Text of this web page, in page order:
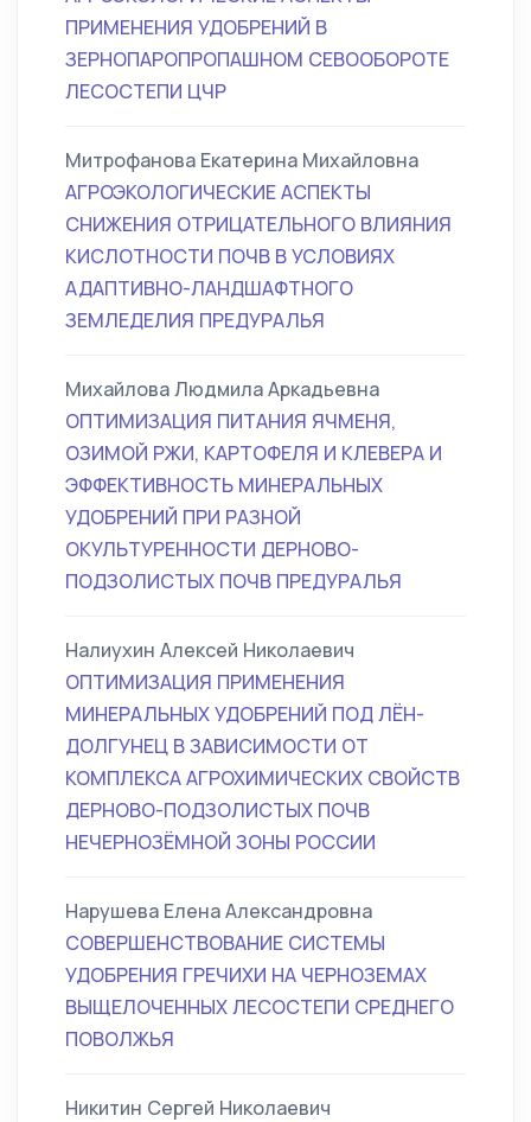
ПРИМЕНЕНИЯ УДОБРЕНИЙ В
ЗЕРНОПАРОПРОПАШНОМ СЕВООБОРОТЕ
ЛЕСОСТЕПИ ЦЧР
Митрофанова Екатерина Михайловна
АГРОЭКОЛОГИЧЕСКИЕ АСПЕКТЫ
СНИЖЕНИЯ ОТРИЦАТЕЛЬНОГО ВЛИЯНИЯ
КИСЛОТНОСТИ ПОЧВ В УСЛОВИЯХ
АДАПТИВНО-ЛАНДШАФТНОГО
ЗЕМЛЕДЕЛИЯ ПРЕДУРАЛЬЯ
Михайлова Людмила Аркадьевна
ОПТИМИЗАЦИЯ ПИТАНИЯ ЯЧМЕНЯ,
ОЗИМОЙ РЖИ, КАРТОФЕЛЯ И КЛЕВЕРА И
ЭФФЕКТИВНОСТЬ МИНЕРАЛЬНЫХ
УДОБРЕНИЙ ПРИ РАЗНОЙ
ОКУЛЬТУРЕННОСТИ ДЕРНОВО-
ПОДЗОЛИСТЫХ ПОЧВ ПРЕДУРАЛЬЯ
Налиухин Алексей Николаевич
ОПТИМИЗАЦИЯ ПРИМЕНЕНИЯ
МИНЕРАЛЬНЫХ УДОБРЕНИЙ ПОД ЛЁН-
ДОЛГУНЕЦ В ЗАВИСИМОСТИ ОТ
КОМПЛЕКСА АГРОХИМИЧЕСКИХ СВОЙСТВ
ДЕРНОВО-ПОДЗОЛИСТЫХ ПОЧВ
НЕЧЕРНОЗЁМНОЙ ЗОНЫ РОССИИ
Нарушева Елена Александровна
СОВЕРШЕНСТВОВАНИЕ СИСТЕМЫ
УДОБРЕНИЯ ГРЕЧИХИ НА ЧЕРНОЗЕМАХ
ВЫЩЕЛОЧЕННЫХ ЛЕСОСТЕПИ СРЕДНЕГО
ПОВОЛЖЬЯ
Никитин Сергей Николаевич